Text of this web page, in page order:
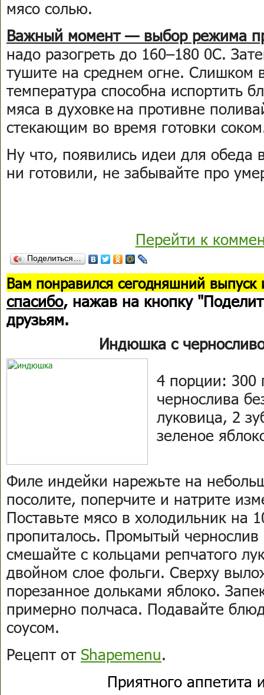
мясо солью.
Важный момент — выбор режима
надо разогреть до 160–180 0С.
тушите на среднем огне. Слишком
температура способна испортить
мяса в духовке на противне
стекающим во время готовки
Ну что, появились идеи для обеда
ни готовили, не забывайте про
Перейти к
Поделиться…
Вам понравился сегодняшний выпуск
спасибо, нажав на кнопку
друзьям.
Индюшка с
4 пор­ции: 300
чернослива
луковица, 2
зеленое
Филе индейки нарежьте на
посолите, поперчите и натрите
Поставьте мясо в холодильник на
пропиталось. Промытый
смешайте с кольцами репчатого
двойном слое фольги. Сверху
порезанное дольками яблоко.
примерно полчаса. Подавайте
соусом.
Рецепт от Shapemenu.
Приятного аппетита